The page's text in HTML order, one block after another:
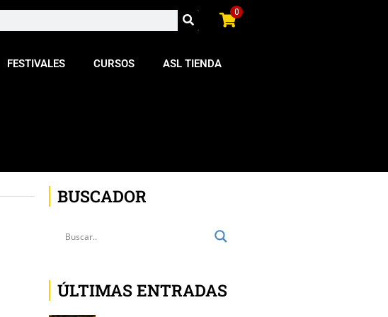
0
FESTIVALES CURSOS ASL TIENDA
BUSCADOR
ÚLTIMAS ENTRADAS